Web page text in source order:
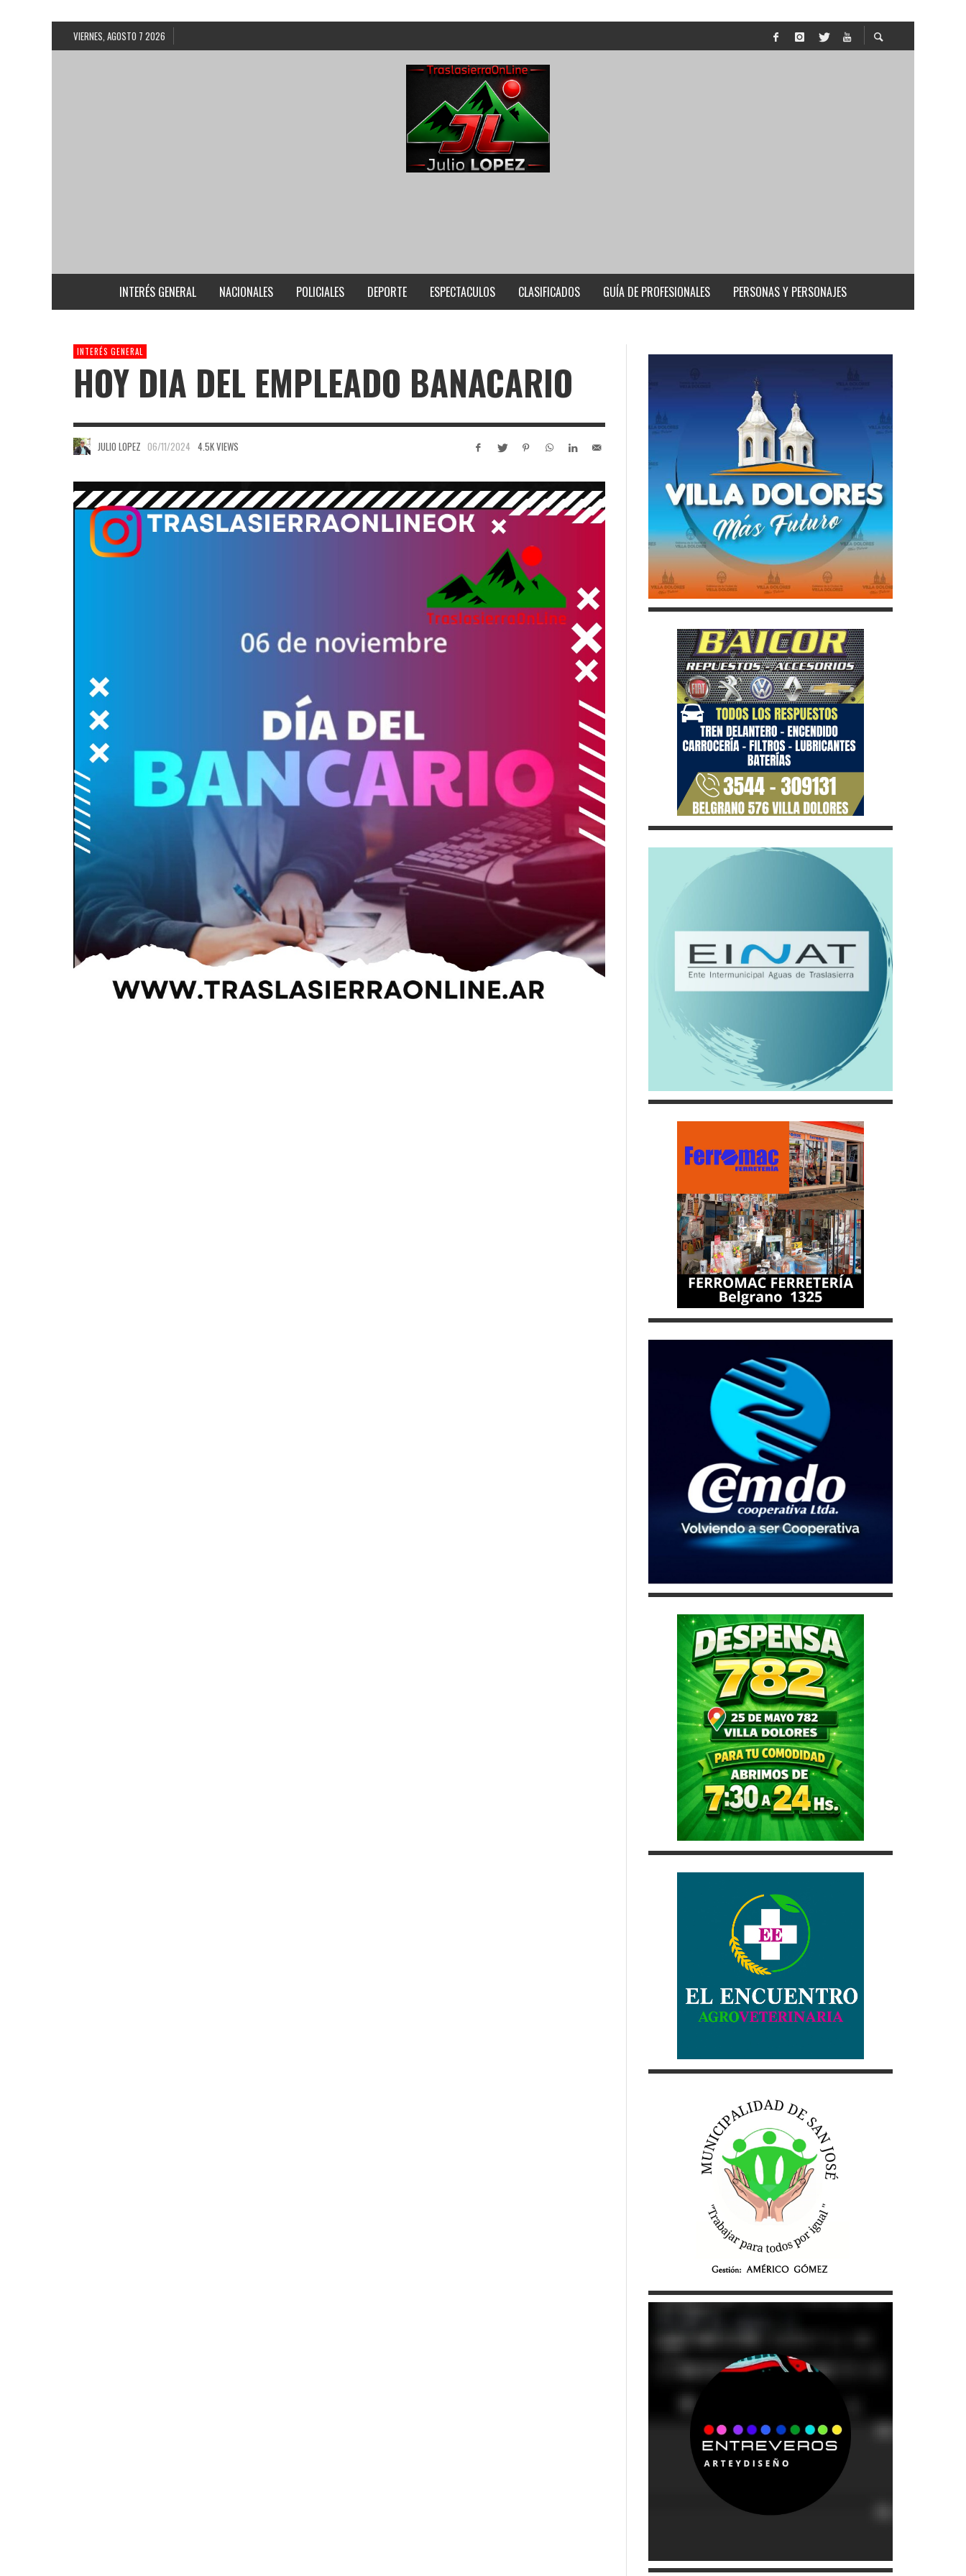
VIERNES, AGOSTO 7 2026
INTERÉS GENERAL NACIONALES POLICIALES DEPORTE ESPECTACULOS CLASIFICADOS GUÍA DE PROFESIONALES PERSONAS Y PERSONAJES
INTERÉS GENERAL
HOY DIA DEL EMPLEADO BANACARIO
JULIO LOPEZ 06/11/2024 4.5K VIEWS